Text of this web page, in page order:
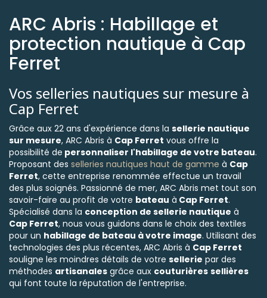
ARC Abris : Habillage et
protection nautique à Cap
Ferret
Vos selleries nautiques sur mesure à
Cap Ferret
Grâce aux 22 ans d'expérience dans la sellerie nautique
sur mesure, ARC Abris à Cap Ferret vous offre la
possibilité de personnaliser l'habillage de votre bateau.
Proposant des selleries nautiques haut de gamme à Cap
Ferret, cette entreprise renommée effectue un travail
des plus soignés. Passionné de mer, ARC Abris met tout son
savoir-faire au profit de votre bateau à Cap Ferret.
Spécialisé dans la conception de sellerie nautique à
Cap Ferret, nous vous guidons dans le choix des textiles
pour un habillage de bateau à votre image. Utilisant des
technologies des plus récentes, ARC Abris à Cap Ferret
souligne les moindres détails de votre sellerie par des
méthodes artisanales grâce aux couturières sellières
qui font toute la réputation de l'entreprise.